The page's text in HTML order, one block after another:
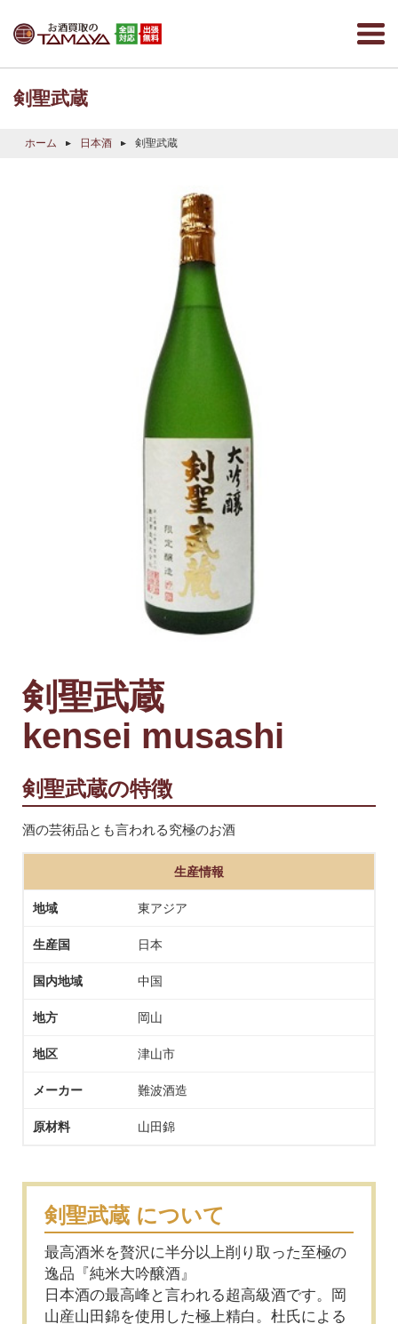
剣聖武蔵
ホーム 日本酒 剣聖武蔵
剣聖武蔵
kensei musashi
剣聖武蔵の特徴
酒の芸術品とも言われる究極のお酒
生産情報
地域 東アジア
生産国 日本
国内地域 中国
地方 岡山
地区 津山市
メーカー 難波酒造
原材料 山田錦
剣聖武蔵 について
最高酒米を贅沢に半分以上削り取った至極の
逸品『純米大吟醸酒』
日本酒の最高峰と言われる超高級酒です。岡
山産山田錦を使用した極上精白。杜氏による